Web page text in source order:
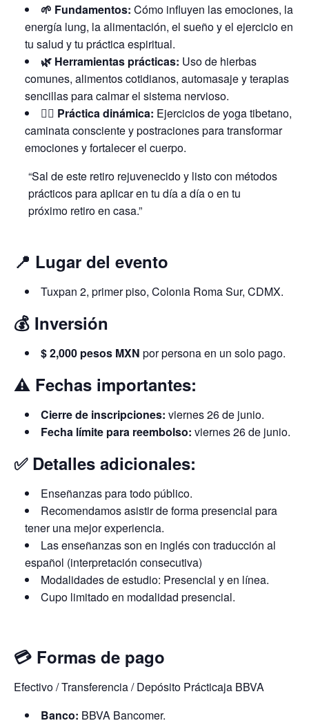
🌱 Fundamentos: Cómo influyen las emociones, la
energía lung, la alimentación, el sueño y el ejercicio en
tu salud y tu práctica espiritual.
🌿 Herramientas prácticas: Uso de hierbas
comunes, alimentos cotidianos, automasaje y terapias
sencillas para calmar el sistema nervioso.
🧘‍♂️ Práctica dinámica: Ejercicios de yoga tibetano,
caminata consciente y postraciones para transformar
emociones y fortalecer el cuerpo.
“Sal de este retiro rejuvenecido y listo con métodos
prácticos para aplicar en tu día a día o en tu
próximo retiro en casa.”
📍 Lugar del evento
Tuxpan 2, primer piso, Colonia Roma Sur, CDMX.
💰 Inversión
$ 2,000 pesos MXN por persona en un solo pago.
⚠️ Fechas importantes:
Cierre de inscripciones: viernes 26 de junio.
Fecha límite para reembolso: viernes 26 de junio.
✅ Detalles adicionales:
Enseñanzas para todo público.
Recomendamos asistir de forma presencial para
tener una mejor experiencia.
Las enseñanzas son en inglés con traducción al
español (interpretación consecutiva)
Modalidades de estudio: Presencial y en línea.
Cupo limitado en modalidad presencial.
💳 Formas de pago
Efectivo / Transferencia / Depósito Prácticaja BBVA
Banco: BBVA Bancomer.